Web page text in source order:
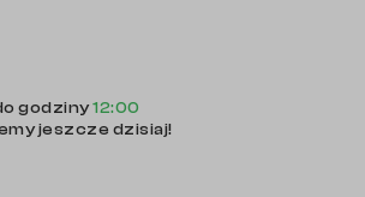
godziny12:00
jeszcze dzisiaj!